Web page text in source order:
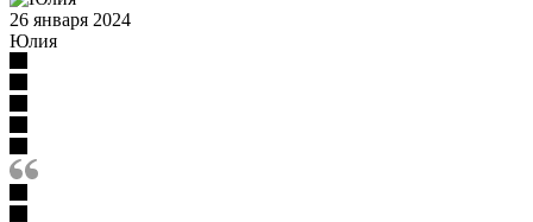
26 января 2024
Юлия